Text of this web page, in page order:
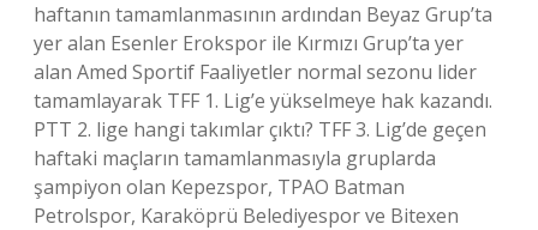
haftanın tamamlanmasının ardından Beyaz Grup’ta
yer alan Esenler Erokspor ile Kırmızı Grup’ta yer
alan Amed Sportif Faaliyetler normal sezonu lider
tamamlayarak TFF 1. Lig’e yükselmeye hak kazandı.
PTT 2. lige hangi takımlar çıktı? TFF 3. Lig’de geçen
haftaki maçların tamamlanmasıyla gruplarda
şampiyon olan Kepezspor, TPAO Batman
Petrolspor, Karaköprü Belediyespor ve Bitexen